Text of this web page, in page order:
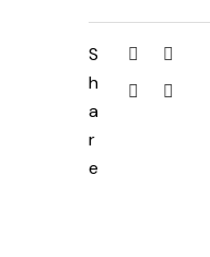
S
h
a
r
e